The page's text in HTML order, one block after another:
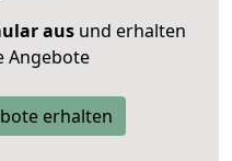
ausund erhalten
Angebote
erhalten